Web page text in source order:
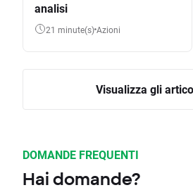
analisi
21 minute(s) Azioni
Visualizza gli
DOMANDE FREQUENTI
Hai domande?